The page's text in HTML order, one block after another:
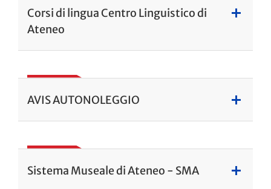
Corsi di lingua Centro Linguistico di
Ateneo
AVIS AUTONOLEGGIO
Sistema Museale di Ateneo - SMA